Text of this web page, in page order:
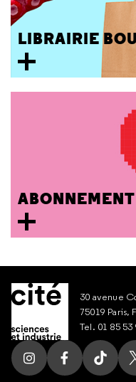
LIBRAIRIE
ABONNEMENT
30 avenue
75019 Paris,
Tel. 01 85 53
Suivez nous sur
Suivez nous